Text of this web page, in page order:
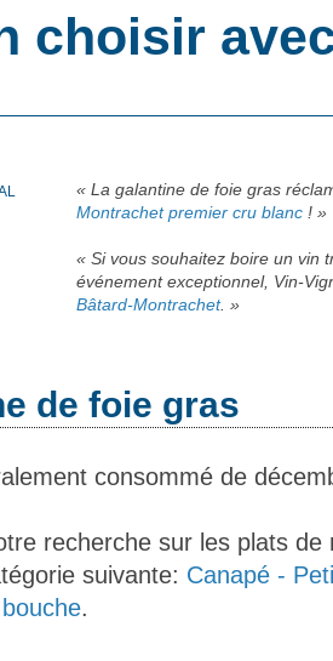
choisir
« La galantine de foie gras
Montrachet premier cru blanc ! »
« Si vous souhaitez boire un vin
événement exceptionnel, Vin-
Bâtard-Montrachet. »
de foie gras
consommé de
recherche sur les plats
suivante: Canapé -
.